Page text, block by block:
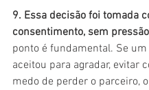
9. Essa decisão foi tomada
consentimento, sem
ponto é fundamental. Se
aceitou para agradar, evitar
medo de perder o parceiro, o